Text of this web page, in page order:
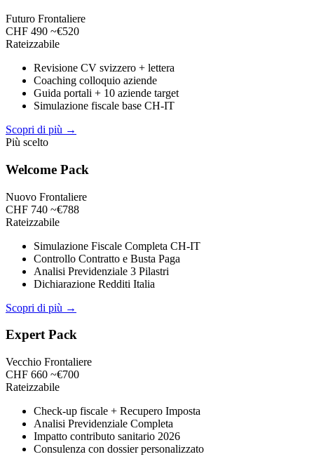
Futuro Frontaliere
CHF 490 ~€520
Rateizzabile
Revisione CV svizzero + lettera
Coaching colloquio aziende
Guida portali + 10 aziende target
Simulazione fiscale base CH-IT
Scopri di più →
Più scelto
Welcome Pack
Nuovo Frontaliere
CHF 740 ~€788
Rateizzabile
Simulazione Fiscale Completa CH-IT
Controllo Contratto e Busta Paga
Analisi Previdenziale 3 Pilastri
Dichiarazione Redditi Italia
Scopri di più →
Expert Pack
Vecchio Frontaliere
CHF 660 ~€700
Rateizzabile
Check-up fiscale + Recupero Imposta
Analisi Previdenziale Completa
Impatto contributo sanitario 2026
Consulenza con dossier personalizzato